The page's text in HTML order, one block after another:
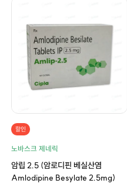
할인
노바스크 제네릭
암립 2.5 (암로디핀 베실산염
Amlodipine Besylate 2.5mg)